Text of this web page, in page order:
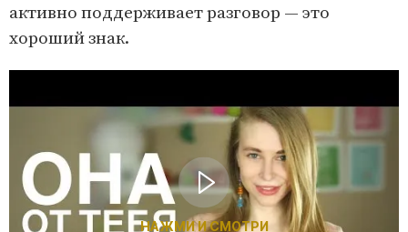
активно поддерживает разговор — это
хороший знак.
НАЖМИ И СМОТРИ